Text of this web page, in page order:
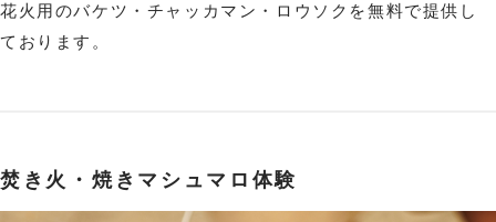
花火用のバケツ・チャッカマン・ロウソクを無料で提供し
ております。
焚き火・焼きマシュマロ体験